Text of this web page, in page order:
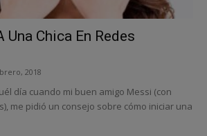
Una Chica En Redes
2018
día cuando mi buen amigo Messi (con
me pidió un consejo sobre cómo iniciar una